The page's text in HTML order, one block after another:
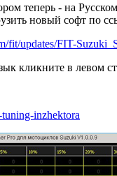
теперь - на
новый софт по
fit/updates/FIT-
кликните в левом
inzhektora